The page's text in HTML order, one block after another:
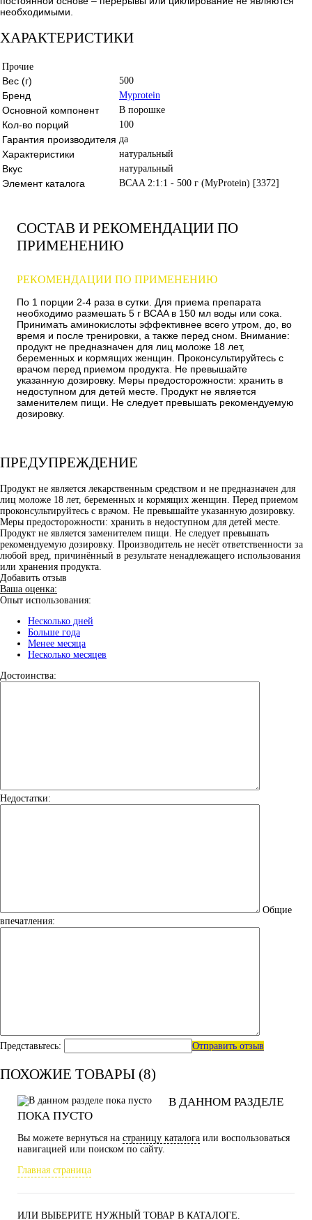
необходимыми.
ХАРАКТЕРИСТИКИ
Прочие
Вес (г) 500
Бренд Myprotein
Основной компонент В порошке
Кол-во порций 100
Гарантия производителя да
Характеристики натуральный
Вкус натуральный
Элемент каталога BCAA 2:1:1 - 500 г (MyProtein) [3372]
СОСТАВ И РЕКОМЕНДАЦИИ ПО
ПРИМЕНЕНИЮ
РЕКОМЕНДАЦИИ ПО ПРИМЕНЕНИЮ
По 1 порции 2-4 раза в сутки. Для приема препарата
необходимо размешать 5 г BCAA в 150 мл воды или сока.
Принимать аминокислоты эффективнее всего утром, до, во
время и после тренировки, а также перед сном. Внимание:
продукт не предназначен для лиц моложе 18 лет,
беременных и кормящих женщин. Проконсультируйтесь с
врачом перед приемом продукта. Не превышайте
указанную дозировку. Меры предосторожности: хранить в
недоступном для детей месте. Продукт не является
заменителем пищи. Не следует превышать рекомендуемую
дозировку.
ПРЕДУПРЕЖДЕНИЕ
Продукт не является лекарственным средством и не предназначен для
лиц моложе 18 лет, беременных и кормящих женщин. Перед приемом
проконсультируйтесь с врачом. Не превышайте указанную дозировку.
Меры предосторожности: хранить в недоступном для детей месте.
Продукт не является заменителем пищи. Не следует превышать
рекомендуемую дозировку. Производитель не несёт ответственности за
любой вред, причинённый в результате ненадлежащего использования
или хранения продукта.
Добавить отзыв
Ваша оценка:
Опыт использования:
Несколько дней
Больше года
Менее месяца
Несколько месяцев
Достоинства:
Недостатки:
Общие
впечатления:
Представьтесь: Отправить отзыв
ПОХОЖИЕ ТОВАРЫ (8)
В ДАННОМ РАЗДЕЛЕ
ПОКА ПУСТО
Вы можете вернуться на страницу каталога или воспользоваться
навигацией или поиском по сайту.
Главная страница
ИЛИ ВЫБЕРИТЕ НУЖНЫЙ ТОВАР В КАТАЛОГЕ.